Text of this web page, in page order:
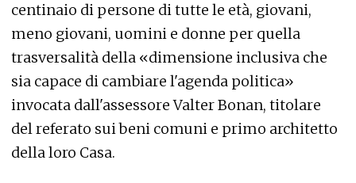
centinaio di persone di tutte le età, giovani,
meno giovani, uomini e donne per quella
trasversalità della «dimensione inclusiva che
sia capace di cambiare l'agenda politica»
invocata dall'assessore Valter Bonan, titolare
del referato sui beni comuni e primo architetto
della loro Casa.